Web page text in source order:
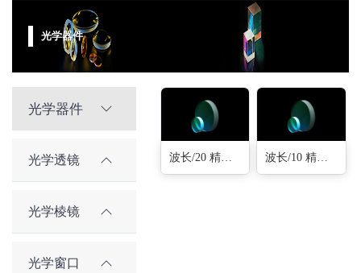
光学器件
光学器件
光学透镜
光学棱镜
光学窗口
波长/20 精度(16种)